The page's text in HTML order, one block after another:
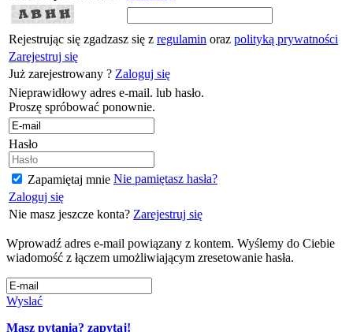
Rejestrując się zgadzasz się z regulamin oraz polityką prywatności
Zarejestruj się
Już zarejestrowany ? Zaloguj się
Nieprawidłowy adres e-mail. lub hasło.
Proszę spróbować ponownie.
Hasło
Zapamiętaj mnie Nie pamiętasz hasła?
Zaloguj się
Nie masz jeszcze konta? Zarejestruj się
Wprowadź adres e-mail powiązany z kontem. Wyślemy do Ciebie
wiadomość z łączem umożliwiającym zresetowanie hasła.
Wyslać
Masz pytania? zapytaj!